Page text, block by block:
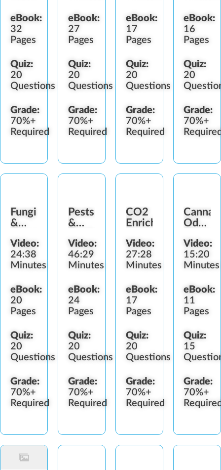
eBook:
32
Pages
Quiz:
20
Questions
Grade:
70%+
Required
eBook:
27
Pages
Quiz:
20
Questions
Grade:
70%+
Required
eBook:
17
Pages
Quiz:
20
Questions
Grade:
70%+
Required
eBook:
16
Pages
Quiz:
20
Grade:
70%+
Fungi
&
Video:
24:38
Minutes
eBook:
20
Pages
Quiz:
20
Questions
Grade:
70%+
Required
Pests
&
Video:
46:29
Minutes
eBook:
24
Pages
Quiz:
20
Questions
Grade:
70%+
Required
CO2
Enrichment
Video:
27:28
Minutes
eBook:
17
Pages
Quiz:
20
Questions
Grade:
70%+
Required
Odor
Video:
15:20
Minutes
eBook:
11
Pages
Quiz:
15
Grade:
70%+